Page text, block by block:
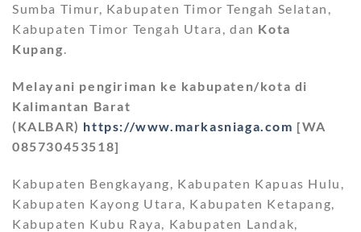
Sumba Timur, Kabupaten Timor Tengah Selatan,
Kabupaten Timor Tengah Utara, dan Kota
Kupang.
Melayani pengiriman ke kabupaten/kota di
Kalimantan Barat
(KALBAR) https://www.markasniaga.com [WA
085730453518]
Kabupaten Bengkayang, Kabupaten Kapuas Hulu,
Kabupaten Kayong Utara, Kabupaten Ketapang,
Kabupaten Kubu Raya, Kabupaten Landak,